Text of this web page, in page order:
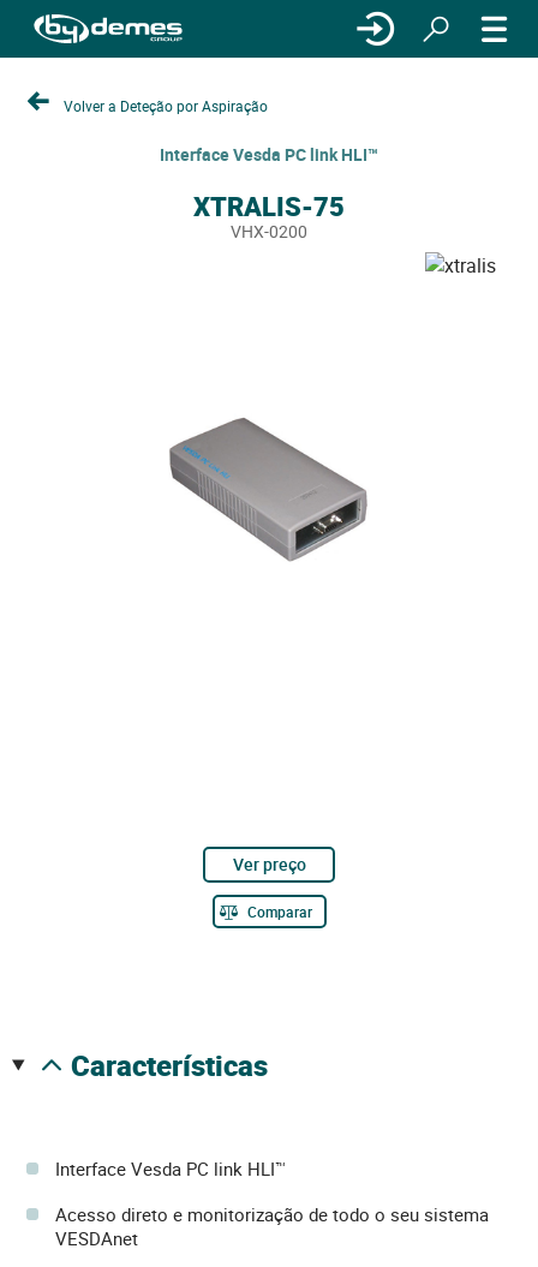
Volver a Deteção por Aspiração
Interface Vesda PC link HLI™
XTRALIS-75
VHX-0200
Ver preço
Comparar
características
Interface Vesda PC link HLI™
Acesso direto e monitorização de todo o seu sistema
VESDAnet